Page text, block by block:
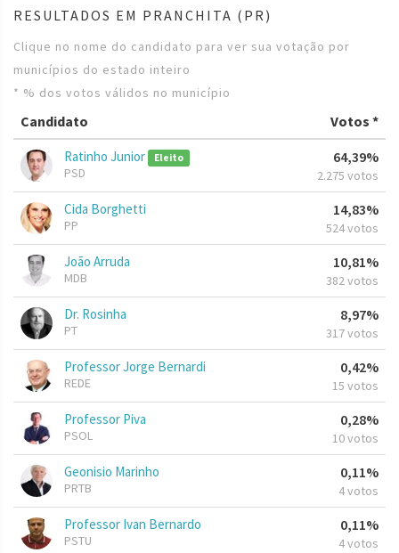
RESULTADOS EM PRANCHITA (PR)
Clique no nome do candidato para ver sua votação por
municípios do estado inteiro
* % dos votos válidos no município
Candidato Votos *
Ratinho Junior Eleito
PSD
64,39%
2.275 votos
Cida Borghetti
PP
14,83%
524 votos
João Arruda
MDB
10,81%
382 votos
Dr. Rosinha
PT
8,97%
317 votos
Professor Jorge Bernardi
REDE
0,42%
15 votos
Professor Piva
PSOL
0,28%
10 votos
Geonisio Marinho
PRTB
0,11%
4 votos
Professor Ivan Bernardo
PSTU
0,11%
4 votos